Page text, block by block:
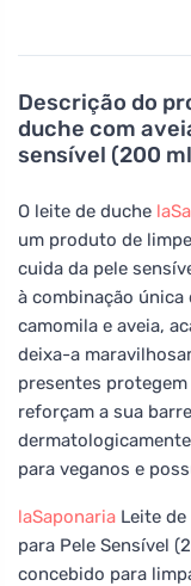
Descrição do
duche com
sensível (200
O leite de duche
um produto de
cuida da pele
à combinação
camomila e aveia,
deixa-a
presentes
reforçam a sua
para veganos e
laSaponaria Leite
para Pele Sensível
concebido para